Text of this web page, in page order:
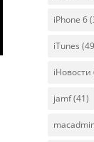
iPhone 6
iTunes
iНовости
jamf(41)